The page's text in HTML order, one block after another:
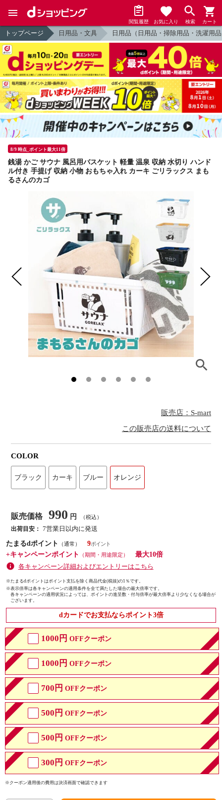
閲覧履歴 お気に入り 検索 カート
トップページ 日用品・文具 日用品（日用品・掃除用品・洗濯用
8/9 時点_ポイント最大11倍
銭湯 かご サウナ 風呂用バスケット 軽量 温泉 収納 水切り ハンド
ル付き 手提げ 収納 小物 おもちゃ入れ カーキ ごリラックス まも
るさんのカゴ
販売店：S-mart
この販売店の送料について
COLOR
ブラック カーキ ブルー オレンジ
販売価格 990 円 （税込）
出荷目安： 7営業日以内に発送
たまるdポイント
（通常）
9
+キャンペーンポイント
（期間・用途限定）
最大10倍
各キャンペーン詳細およびエントリーはこちら
※たまるdポイントはポイント支払を除く商品代金(税抜)の1％です。
※表示倍率は各キャンペーンの適用条件を全て満たした場合の最大倍率です。
各キャンペーンの適用状況によっては、ポイントの進呈数・付与倍率が最大倍率より少なくなる場合が
ございます。
dカードでお支払ならポイント3倍
1000円 OFFクーポン
1000円 OFFクーポン
700円 OFFクーポン
500円 OFFクーポン
500円 OFFクーポン
300円 OFFクーポン
※クーポン適用後の費用は決済画面で確認できます